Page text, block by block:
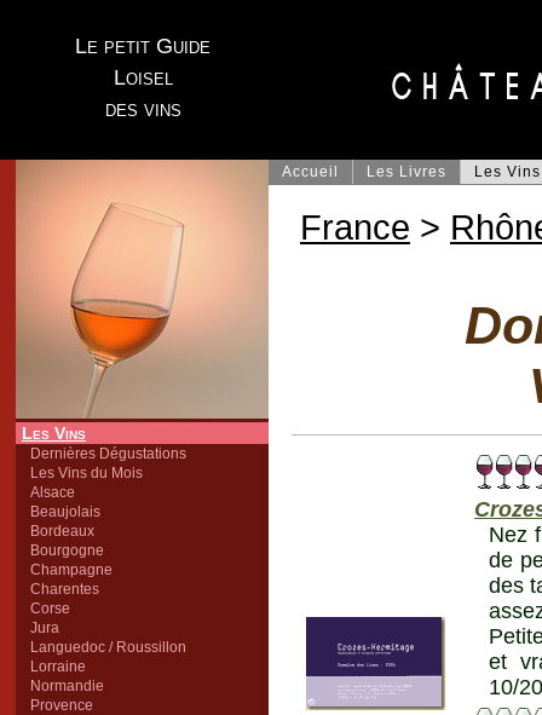
Le petit Guide
Loisel
des vins
Les Vins
Dernières Dégustations
Les Vins du Mois
Alsace
Beaujolais
Bordeaux
Bourgogne
Champagne
Charentes
Corse
Jura
Languedoc / Roussillon
Lorraine
Normandie
Provence
Accueil Les Livres Les Vins
France >
Nez
de
des
et
10/